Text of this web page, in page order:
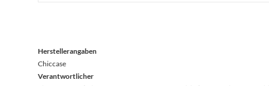
Herstellerangaben
Chiccase
Verantwortlicher